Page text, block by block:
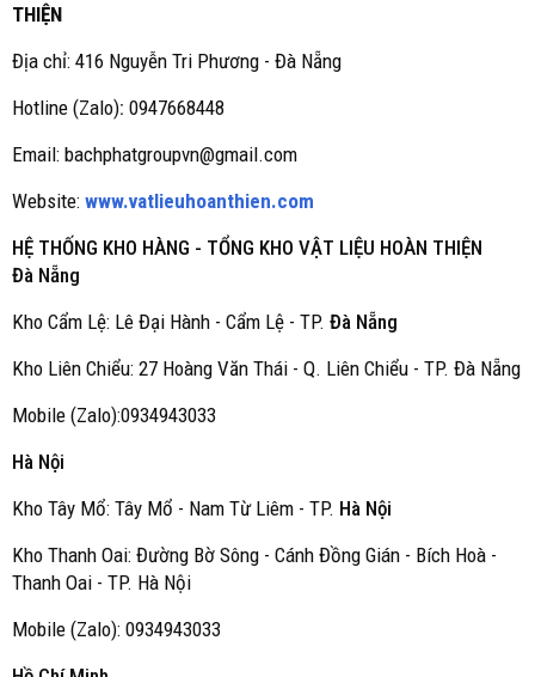
THIỆN
Địa chỉ: 416 Nguyễn Tri Phương - Đà Nẵng
Hotline (Zalo): 0947668448
Email: bachphatgroupvn@gmail.com
Website: www.vatlieuhoanthien.com
HỆ THỐNG KHO HÀNG - TỔNG KHO VẬT LIỆU HOÀN THIỆN
Đà Nẵng
Kho Cẩm Lệ: Lê Đại Hành - Cẩm Lệ - TP. Đà Nẵng
Kho Liên Chiểu: 27 Hoàng Văn Thái - Q. Liên Chiểu - TP. Đà Nẵng
Mobile (Zalo):0934943033
Hà Nội
Kho Tây Mổ: Tây Mổ - Nam Từ Liêm - TP. Hà Nội
Kho Thanh Oai: Đường Bờ Sông - Cánh Đồng Gián - Bích Hoà -
Thanh Oai - TP. Hà Nội
Mobile (Zalo): 0934943033